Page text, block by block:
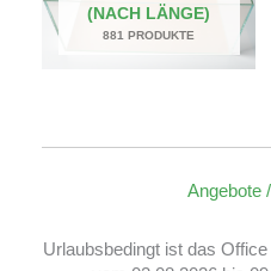
(NACH LÄNGE)
881 PRODUKTE
Angebote
Urlaubsbedingt ist das